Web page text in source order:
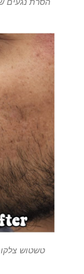
הסרת נגעים
טשטוש